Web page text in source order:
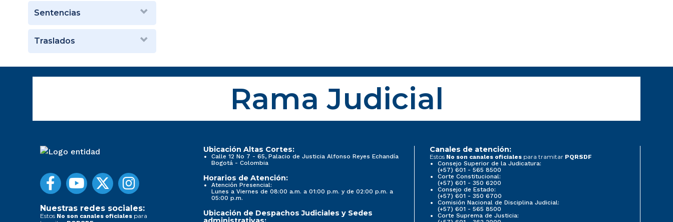
Sentencias
Traslados
Rama Judicial
Nuestras redes sociales:
Estos No son canales oficiales para
Ubicación Altas Cortes:
Calle 12 No 7 - 65, Palacio de Justicia Alfonso Reyes Echandía
Bogotá - Colombia
Horarios de Atención:
Atención Presencial:
Lunes a Viernes de 08:00 a.m. a 01:00 p.m. y de 02:00 p.m. a
05:00 p.m.
Ubicación de Despachos Judiciales y Sedes
Canales de atención:
Estos No son canales oficiales para tramitar PQRSDF
Consejo Superior de la Judicatura:
(+57) 601 - 565 8500
Corte Constitucional:
(+57) 601 - 350 6200
Consejo de Estado:
(+57) 601 - 350 6700
Comisión Nacional de Disciplina Judicial:
(+57) 601 - 565 8500
Corte Suprema de Justicia: